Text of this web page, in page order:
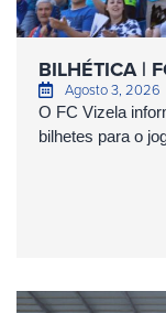
BILHÉTICA |
Agosto 3, 2026
O FC Vizela
bilhetes para o